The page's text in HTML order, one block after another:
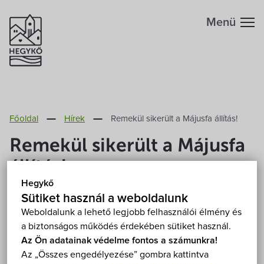
Hegykő
Sütiket használ a weboldalunk
Weboldalunk a lehető legjobb felhasználói élmény és
a biztonságos működés érdekében sütiket használ.
Az Ön adatainak védelme fontos a számunkra!
Az „Összes engedélyezése” gombra kattintva
Fontos telefonszámok
Földrajzi adottság
Éghajlat
Éttermek
Programok
Menü
Főoldal Hírek Remekül sikerült a Májusfa állítás!
Remekül sikerült a Májusfa
állítás!
2013. Április 30.
Április utolsó napján a hagyományoknak
megfelelően állítottuk fel a község Májusfáját a